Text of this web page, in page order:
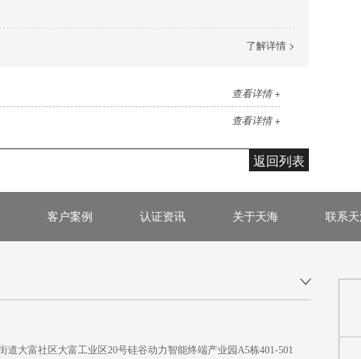
了解详情 >
查看详情 +
查看详情 +
返回列表
客户案例 认证资讯 关于天海 联系
道大富社区大富工业区20号硅谷动力智能终端产业园A5栋401-501